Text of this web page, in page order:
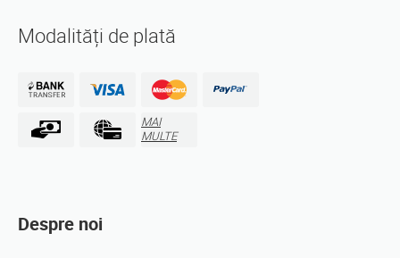
Modalități de plată
MAI
MULTE
Despre noi